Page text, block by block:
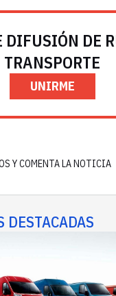
DIFUSIÓN DE
TRANSPORTE
UNIRME
Y COMENTA LA NOTICIA
DESTACADAS